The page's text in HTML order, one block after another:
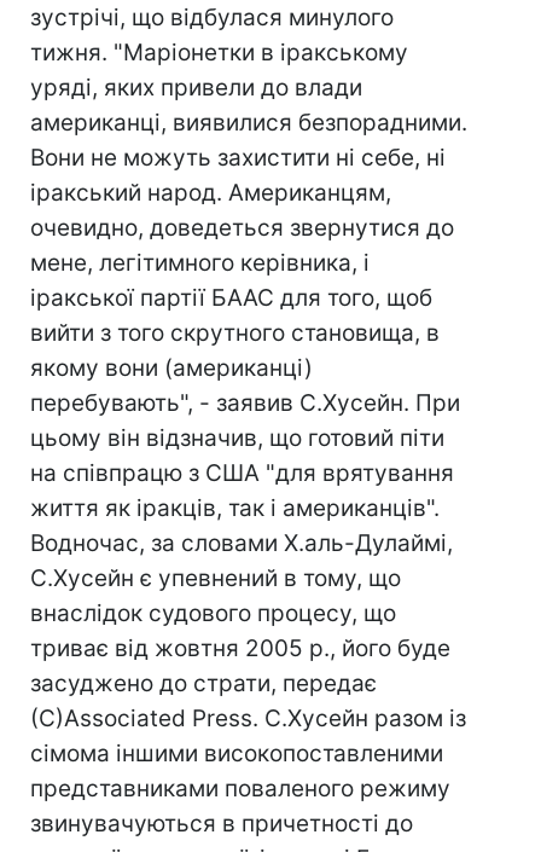
зустрічі, що відбулася минулого
тижня. "Маріонетки в іракському
уряді, яких привели до влади
американці, виявилися безпорадними.
Вони не можуть захистити ні себе, ні
іракський народ. Американцям,
очевидно, доведеться звернутися до
мене, легітимного керівника, і
іракської партії БААС для того, щоб
вийти з того скрутного становища, в
якому вони (американці)
перебувають", - заявив С.Хусейн. При
цьому він відзначив, що готовий піти
на співпрацю з США "для врятування
життя як іракців, так і американців".
Водночас, за словами Х.аль-Дулаймі,
С.Хусейн є упевнений в тому, що
внаслідок судового процесу, що
триває від жовтня 2005 р., його буде
засуджено до страти, передає
(С)Associated Press. С.Хусейн разом із
сімома іншими високопоставленими
представниками поваленого режиму
звинувачуються в причетності до